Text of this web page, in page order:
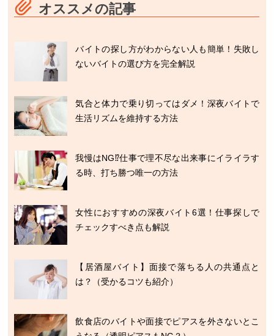
オススメの記事
バイトの探し方がわからない人も簡単！失敗し
ないバイトの選び方を完全解説
気合と体力で乗り切ってはダメ！深夜バイトで
生活リズムを維持する方法
我慢はNG⁉仕事で理不尽な出来事にイライラす
る時、打ち勝つ唯一の方法
女性におすすめの深夜バイト6選！仕事探しで
チェックすべき点も解説
【居酒屋バイト】面接で落ちる人の共通点と
は？（受かるコツも紹介）
飲食店のバイトや面接でピアスを外さないとこ